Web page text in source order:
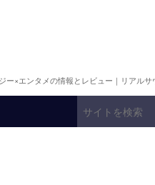
ー×エンタメの情報とレビュー｜リアルサ